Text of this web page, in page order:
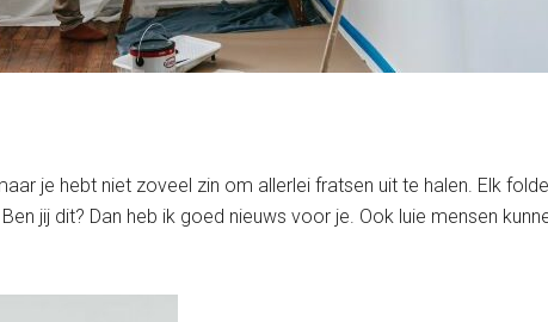
je hebt niet zoveel zin om allerlei fratsen uit te halen. Elk
jij dit? Dan heb ik goed nieuws voor je. Ook luie mensen